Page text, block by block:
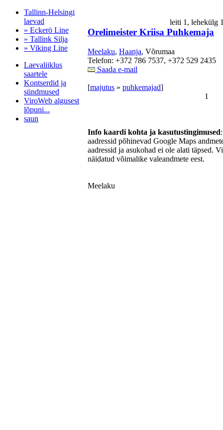
Tallinn-Helsingi
laevad
» Eckerö Line
» Tallink Silja
» Viking Line
Laevaliiklus
saartele
Kontserdid ja
sündmused
ViroWeb algusest
lõpuni...
saun
leiti 1,
Orelimeister Kriisa Puhkemaja
Meelaku, Haanja, Võrumaa
Telefon: +372 786 7537, +372 529 2435
Saada e-mail
[majutus » puhkemajad]
1
Info kaardi kohta ja kasutustingimused
aadressid põhinevad Google Maps
aadressid ja asukohad ei ole alati täpsed.
näidatud võimalike valeandmete eest.
Meelaku